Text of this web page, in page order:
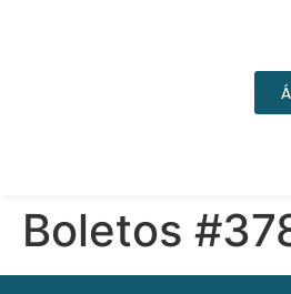
Boletos